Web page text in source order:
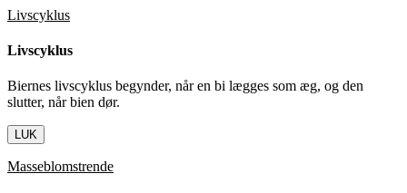
Livscyklus
Livscyklus
Biernes livscyklus begynder, når en bi lægges som æg, og den
slutter, når bien dør.
LUK
Masseblomstrende